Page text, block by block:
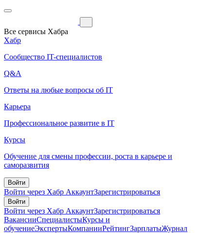
Все сервисы Хабра
Хабр
Сообщество IT-специалистов
Q&A
Ответы на любые вопросы об IT
Карьера
Профессиональное развитие в IT
Курсы
Обучение для смены профессии, роста в карьере и
саморазвития
Войти
Войти через Хабр АккаунтЗарегистрироваться
Войти
Войти через Хабр АккаунтЗарегистрироваться
ВакансииСпециалистыКурсы и
обучениеЭкспертыКомпанииРейтингЗарплатыЖурнал